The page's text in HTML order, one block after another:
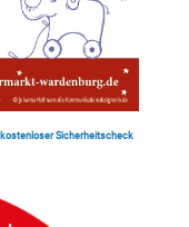
kostenloser Sicherheitscheck